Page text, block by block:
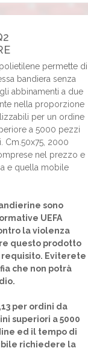
permette di
bandiera senza
abbinamenti a due
nella proporzione
per un ordine
a 5000 pezzi
Cm.50x75, 2000
nel prezzo e
e quella mobile
sono
UEFA
la violenza
questo prodotto
Eviterete
che non potrà
per ordini da
superiori a 5000
ed il tempo di
richiedere la